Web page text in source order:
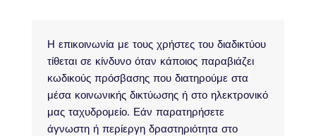
Η επικοινωνία με τους χρήστες του διαδικτύου
τίθεται σε κίνδυνο όταν κάποιος παραβιάζει
κωδικούς πρόσβασης που διατηρούμε στα
μέσα κοινωνικής δικτύωσης ή στο ηλεκτρονικό
μας ταχυδρομείο. Εάν παρατηρήσετε
άγνωστη ή περίεργη δραστηριότητα στο